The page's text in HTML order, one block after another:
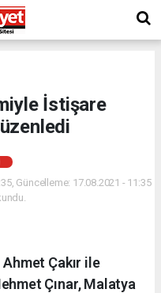
İstişare
Güncelleme: 17.08.2021 - 11:35
Çakır ile
Çınar, Malatya